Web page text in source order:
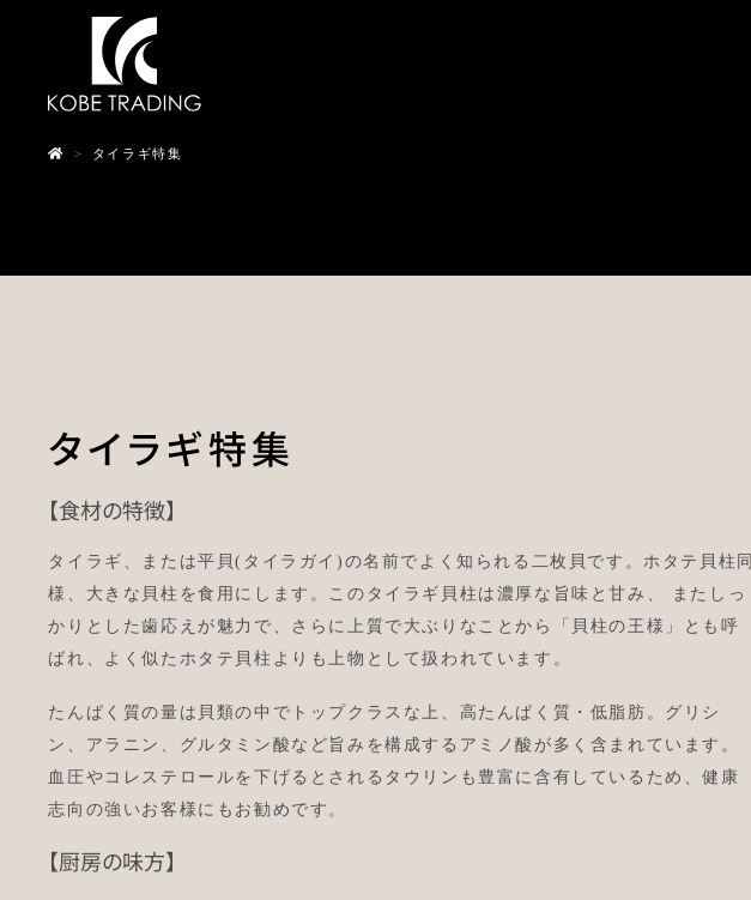
> タイラギ特集
タイラギ特集
【食材の特徴】
タイラギ、または平貝(タイラガイ)の名前でよく知られる二枚貝です。ホタテ貝柱同
様、大きな貝柱を食用にします。このタイラギ貝柱は濃厚な旨味と甘み、 またしっ
かりとした歯応えが魅力で、さらに上質で大ぶりなことから「貝柱の王様」とも呼
ばれ、よく似たホタテ貝柱よりも上物として扱われています。
たんぱく質の量は貝類の中でトップクラスな上、高たんぱく質・低脂肪。グリシ
ン、アラニン、グルタミン酸など旨みを構成するアミノ酸が多く含まれています。
血圧やコレステロールを下げるとされるタウリンも豊富に含有しているため、健康
志向の強いお客様にもお勧めです。
【厨房の味方】